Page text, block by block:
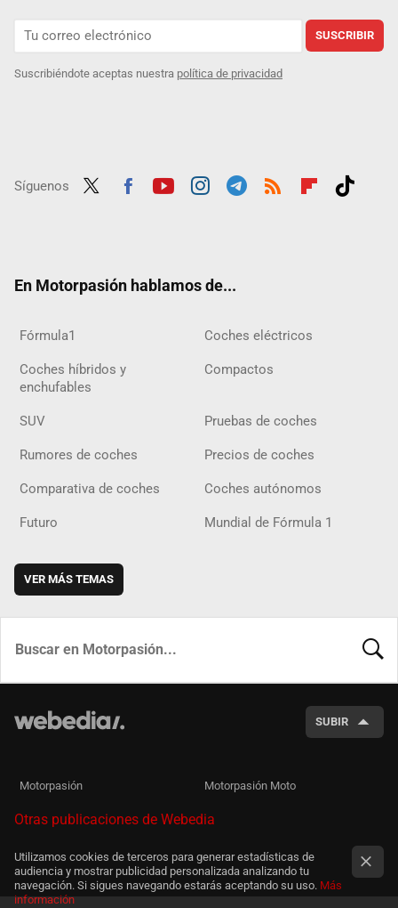
SUSCRIBIR
Suscribiéndote aceptas nuestra política de privacidad
Síguenos
En Motorpasión hablamos de...
Fórmula1 Coches eléctricos
Coches híbridos y
enchufables
Compactos
SUV Pruebas de coches
Rumores de coches Precios de coches
Comparativa de coches Coches autónomos
Futuro Mundial de Fórmula 1
VER MÁS TEMAS
SUBIR
Motorpasión Motorpasión Moto
Otras publicaciones de Webedia
Utilizamos cookies de terceros para generar estadísticas de
audiencia y mostrar publicidad personalizada analizando tu
navegación. Si sigues navegando estarás aceptando su uso. Más
información